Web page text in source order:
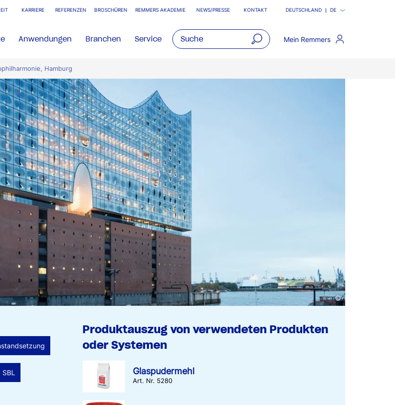
KARRIERE REFERENZEN BROSCHÜREN REMMERS AKADEMIE NEWS/PRESSE KONTAKT DEUTSCHLAND DE
Anwendungen Branchen Service Mein Remmers
Hamburg
©
Produktauszug von verwendeten Produkten
oder Systemen
Glaspudermehl
Art. Nr. 5280